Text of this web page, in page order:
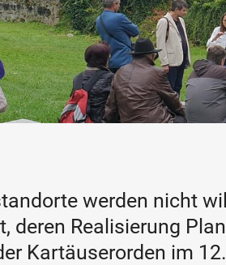
werden nicht
deren Realisierung
Kartäuserorden im